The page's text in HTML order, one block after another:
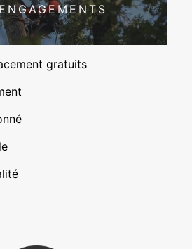
gratuits